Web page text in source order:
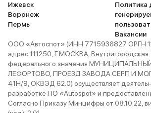
Ижевск
Воронеж
Пермь
Политика
Вакансии
ООО «Автоспот» (ИНН 7715936827 ОРГН
адрес 111250, Г.МОСКВА, Внутригородская
федерального значения
ЛЕФОРТОВО, ПРОЕЗД ЗАВОДА СЕРП И
41Н/9, ОКВЭД 62.0) осуществляет
разработке ПО «Autospot» и
Согласно Приказу Минцифры от 08.10.22,